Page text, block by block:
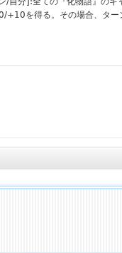
+10を得る。その場合、ター